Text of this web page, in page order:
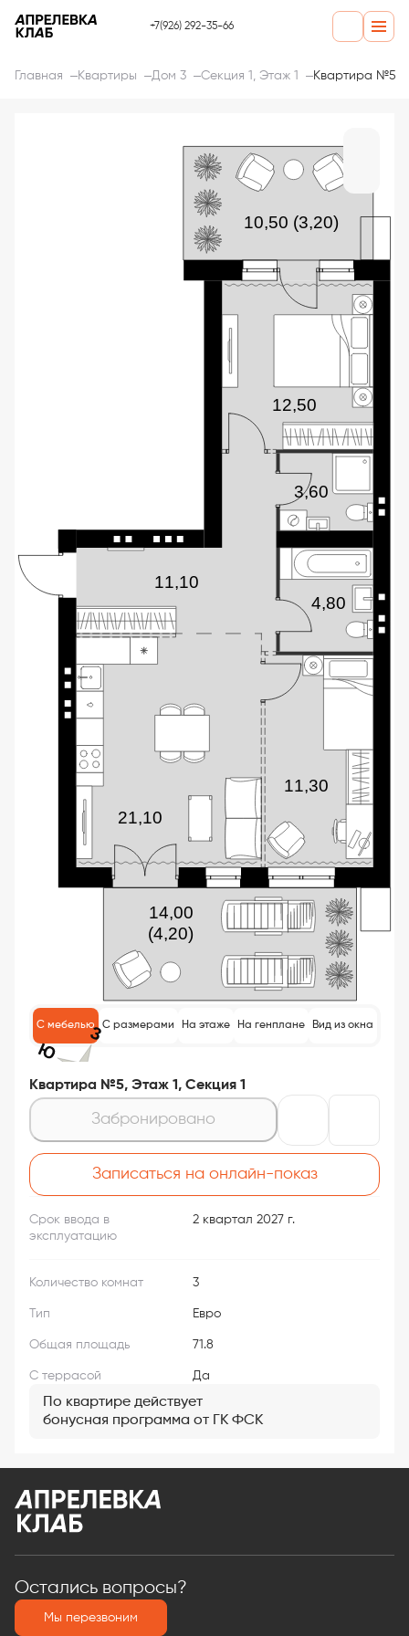
+7(926) 292-35-66
Главная Квартиры Дом 3 Секция 1, Этаж 1 Квартира №5
С мебелью С размерами На этаже На генплане Вид из окна
Квартира №5, Этаж 1, Секция 1
Забронировано
Записаться на онлайн-показ
Срок ввода в
эксплуатацию
2 квартал 2027 г.
Количество комнат 3
Тип Евро
Общая площадь 71.8
С террасой Да
По квартире действует
бонусная программа от ГК ФСК
Остались вопросы?
Мы перезвоним